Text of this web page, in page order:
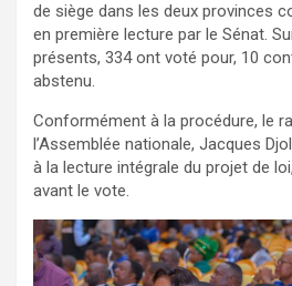
de siège dans les deux provinces
en première lecture par le Sénat.
présents, 334 ont voté pour, 10
abstenu.
Conformément à la procédure, le
l’Assemblée nationale, Jacques
à la lecture intégrale du projet de
avant le vote.